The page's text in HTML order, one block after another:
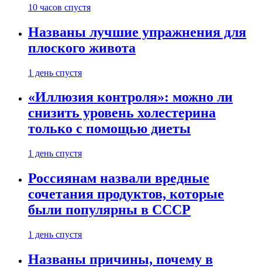
10 часов спустя
Названы лучшие упражнения для
плоского живота
1 день спустя
«Иллюзия контроля»: можно ли
снизить уровень холестерина
только с помощью диеты
1 день спустя
Россиянам назвали вредные
сочетания продуктов, которые
были популярны в СССР
1 день спустя
Названы причины, почему в